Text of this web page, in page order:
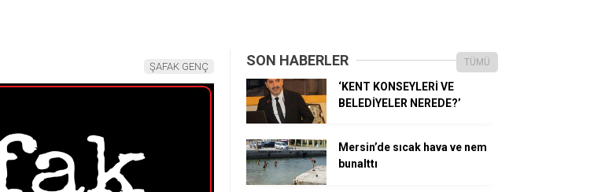
ŞAFAK GENÇ SON HABERLER TÜMÜ
‘KENT KONSEYLERİ VE
BELEDİYELER NEREDE?’
Mersin’de sıcak hava ve nem
bunalttı